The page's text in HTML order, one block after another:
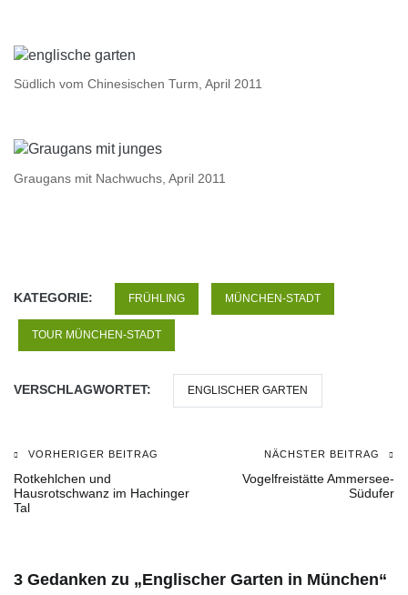
Südlich vom Chinesischen Turm, April 2011
Graugans mit Nachwuchs, April 2011
KATEGORIE: FRÜHLING MÜNCHEN-STADT
TOUR MÜNCHEN-STADT
VERSCHLAGWORTET: ENGLISCHER GARTEN
Beitragsnavigation
VORHERIGER BEITRAG
Rotkehlchen und
Hausrotschwanz im Hachinger
Tal
NÄCHSTER BEITRAG
Vogelfreistätte Ammersee-
Südufer
3 Gedanken zu „Englischer Garten in München“